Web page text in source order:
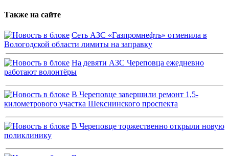
Также на сайте
Сеть АЗС «Газпромнефть» отменила в
Вологодской области лимиты на заправку
На девяти АЗС Череповца ежедневно
работают волонтёры
В Череповце завершили ремонт 1,5-
километрового участка Шекснинского проспекта
В Череповце торжественно открыли новую
поликлинику